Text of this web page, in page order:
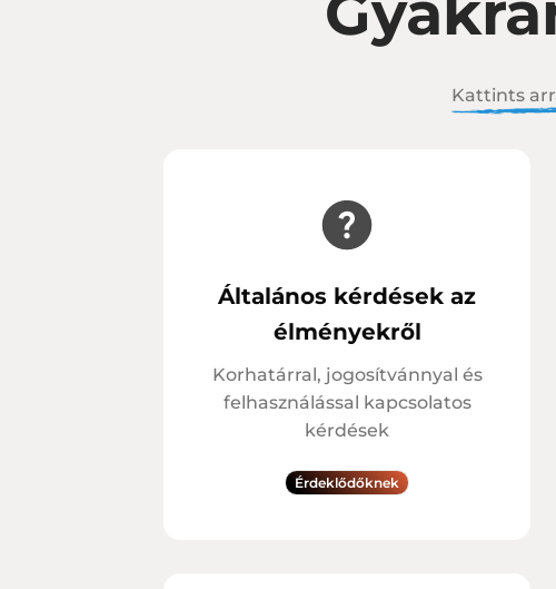
Kattints
Általános kérdések az
élményekről
Korhatárral, jogosítvánnyal és
felhasználással kapcsolatos
kérdések
Érdeklődőknek